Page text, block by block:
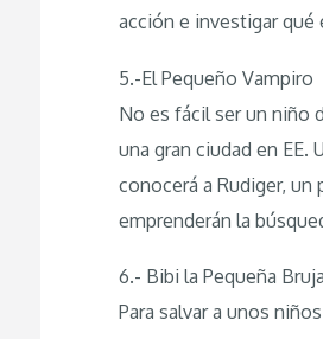
acción e investigar
5.-El Pequeño Vampiro
No es fácil ser un niño
una gran ciudad en
conocerá a Rudiger,
emprenderán la
6.- Bibi la Pequeña Bruja
Para salvar a unos